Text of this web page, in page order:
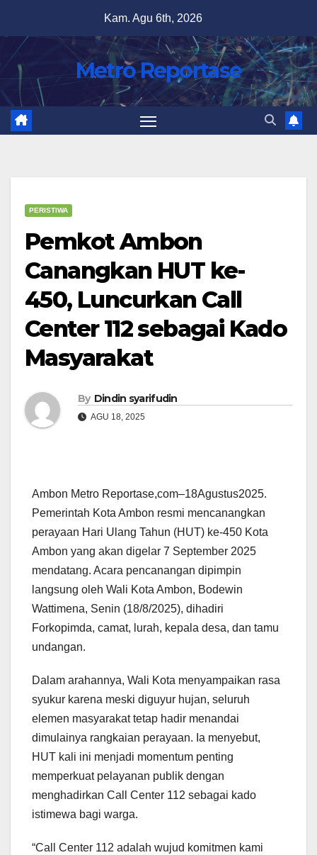
content
Kam. Agu 6th, 2026
Metro Reportase
PERISTIWA
Pemkot Ambon
Canangkan HUT ke-
450, Luncurkan Call
Center 112 sebagai Kado
Masyarakat
By Dindin syarifudin
AGU 18, 2025
Ambon Metro Reportase,com–18Agustus2025.
Pemerintah Kota Ambon resmi mencanangkan
perayaan Hari Ulang Tahun (HUT) ke-450 Kota
Ambon yang akan digelar 7 September 2025
mendatang. Acara pencanangan dipimpin
langsung oleh Wali Kota Ambon, Bodewin
Wattimena, Senin (18/8/2025), dihadiri
Forkopimda, camat, lurah, kepala desa, dan tamu
undangan.
Dalam arahannya, Wali Kota menyampaikan rasa
syukur karena meski diguyur hujan, seluruh
elemen masyarakat tetap hadir menandai
dimulainya rangkaian perayaan. Ia menyebut,
HUT kali ini menjadi momentum penting
memperkuat pelayanan publik dengan
menghadirkan Call Center 112 sebagai kado
istimewa bagi warga.
“Call Center 112 adalah wujud komitmen kami